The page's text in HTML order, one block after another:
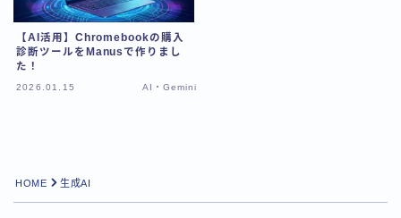
【AI活用】Chromebookの購入
診断ツールをManusで作りまし
た！
2026.01.15 AI・Gemini
HOME 生成AI